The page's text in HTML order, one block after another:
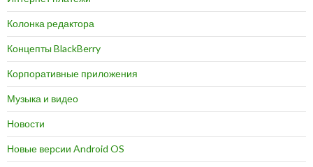
Колонка редактора
Концепты BlackBerry
Корпоративные приложения
Музыка и видео
Новости
Новые версии Android OS